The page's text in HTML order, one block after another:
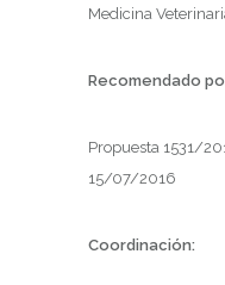
Medicina
Recomendado
Propuesta 1531/
15/07/2016
Coordinación: